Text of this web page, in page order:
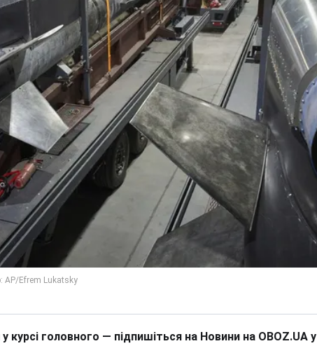
курсі головного — підпишіться на Новини на OBOZ.UA у